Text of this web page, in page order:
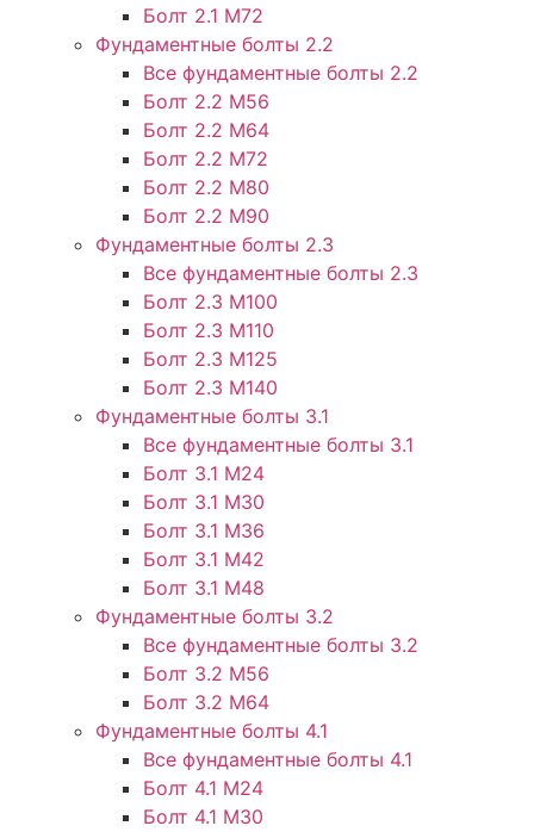
Болт 2.1 М72
Фундаментные болты 2.2
Все фундаментные болты 2.2
Болт 2.2 М56
Болт 2.2 М64
Болт 2.2 М72
Болт 2.2 М80
Болт 2.2 М90
Фундаментные болты 2.3
Все фундаментные болты 2.3
Болт 2.3 М100
Болт 2.3 М110
Болт 2.3 М125
Болт 2.3 М140
Фундаментные болты 3.1
Все фундаментные болты 3.1
Болт 3.1 М24
Болт 3.1 М30
Болт 3.1 М36
Болт 3.1 М42
Болт 3.1 М48
Фундаментные болты 3.2
Все фундаментные болты 3.2
Болт 3.2 М56
Болт 3.2 М64
Фундаментные болты 4.1
Все фундаментные болты 4.1
Болт 4.1 М24
Болт 4.1 М30